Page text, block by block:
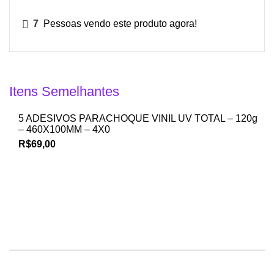
7 Pessoas vendo este produto agora!
Itens Semelhantes
5 ADESIVOS PARACHOQUE VINIL UV TOTAL – 120g
– 460X100MM – 4X0
R$